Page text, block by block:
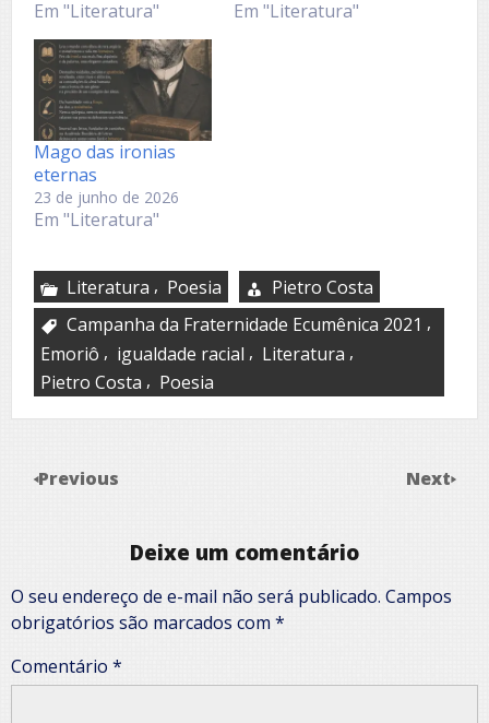
Em "Literatura" Em "Literatura"
Mago das ironias
eternas
23 de junho de 2026
Em "Literatura"
Literatura , Poesia
Pietro Costa
Campanha da Fraternidade Ecumênica 2021 ,
Emoriô , igualdade racial , Literatura ,
Pietro Costa , Poesia
Previous Next
Deixe um comentário
O seu endereço de e-mail não será publicado. Campos
obrigatórios são marcados com *
Comentário *